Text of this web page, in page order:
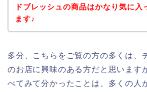
ドブレッシュの商品はかなり気に入
ます♪
多分、こちらをご覧の方の多くは、
のお店に興味のある方だと思います
べてみて分かったことは、多くの人